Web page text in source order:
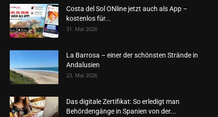
Costa del Sol ONline jetzt auch als App –
kostenlos für...
31. Mai 2026
La Barrosa – einer der schönsten Strände in
Andalusien
23. Mai 2026
Das digitale Zertifikat: So erledigt man
Behördengänge in Spanien von der...